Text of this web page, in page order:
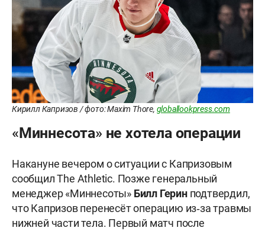
Кирилл Капризов / фото: Maxim Thore, globallookpress.com
«Миннесота» не хотела операции
Накануне вечером о ситуации с Капризовым
сообщил The Athletic. Позже генеральный
менеджер «Миннесоты» Билл Геринподтвердил,
что Капризов перенесёт операцию из‑за травмы
нижней части тела. Первый матч после